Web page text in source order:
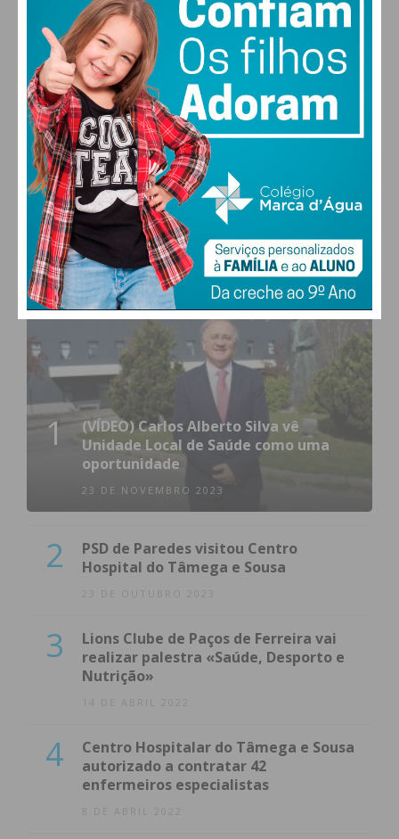
27,0k
Fans
0
Followers
1,2k
Subscribers
0
Followers
578
Readers
MAIS POPULARES
1
(VÍDEO) Carlos Alberto Silva vê
Unidade Local de Saúde como uma
oportunidade
23 DE NOVEMBRO 2023
2
PSD de Paredes visitou Centro
Hospital do Tâmega e Sousa
23 DE OUTUBRO 2023
3
Lions Clube de Paços de Ferreira vai
realizar palestra «Saúde, Desporto e
Nutrição»
14 DE ABRIL 2022
4
Centro Hospitalar do Tâmega e Sousa
autorizado a contratar 42
enfermeiros especialistas
8 DE ABRIL 2022